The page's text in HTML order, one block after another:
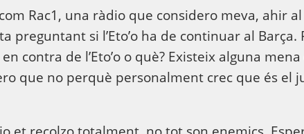
Rac1, una ràdio que considero meva, ahir
preguntant si l’Eto’o ha de continuar al Barça.
contra de l’Eto’o o què? Existeix alguna
que no perquè personalment crec que és el